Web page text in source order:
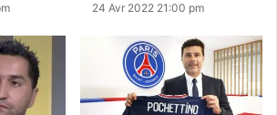
24 Avr 2022 21:00 pm